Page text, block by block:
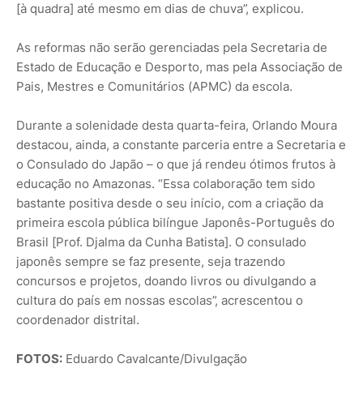
[à quadra] até mesmo em dias de chuva”, explicou.
As reformas não serão gerenciadas pela Secretaria de
Estado de Educação e Desporto, mas pela Associação de
Pais, Mestres e Comunitários (APMC) da escola.
Durante a solenidade desta quarta-feira, Orlando Moura
destacou, ainda, a constante parceria entre a Secretaria e
o Consulado do Japão – o que já rendeu ótimos frutos à
educação no Amazonas. “Essa colaboração tem sido
bastante positiva desde o seu início, com a criação da
primeira escola pública bilíngue Japonês-Português do
Brasil [Prof. Djalma da Cunha Batista]. O consulado
japonês sempre se faz presente, seja trazendo
concursos e projetos, doando livros ou divulgando a
cultura do país em nossas escolas”, acrescentou o
coordenador distrital.
FOTOS: Eduardo Cavalcante/Divulgação